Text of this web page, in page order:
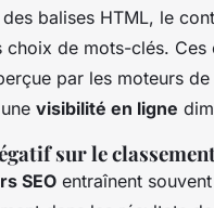
balises HTML, le
choix de mots-clés. Ces
par les moteurs
visibilité en ligne
sur le
SEO entraînent